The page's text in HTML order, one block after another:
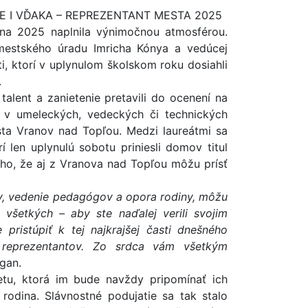
I VĎAKA – REPREZENTANT MESTA 2025
2025 naplnila výnimočnou atmosférou.
úradu Imricha Kónya a vedúcej
ktorí v uplynulom školskom roku dosiahli
a zanietenie pretavili do ocenení na
umeleckých, vedeckých či technických
Vranov nad Topľou. Medzi laureátmi sa
len uplynulú sobotu priniesli domov titul
že aj z Vranova nad Topľou môžu prísť
vedenie pedagógov a opora rodiny, môžu
– aby ste naďalej verili svojim
k tej najkrajšej časti dnešného
Zo srdca vám všetkým
ktorá im bude navždy pripomínať ich
Slávnostné podujatie sa tak stalo